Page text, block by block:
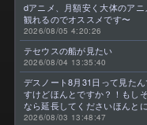
dアニメ、月額安く大体のアニ
観れるのでオススメです〜
2026/08/05 4:20:26
テセウスの船が見たい
2026/08/04 13:35:40
デスノート8月31日って見た
すけどほんとですか？！もし
なら延長してくださいほんとに
好きなんです😭
2026/08/03 13:48:47